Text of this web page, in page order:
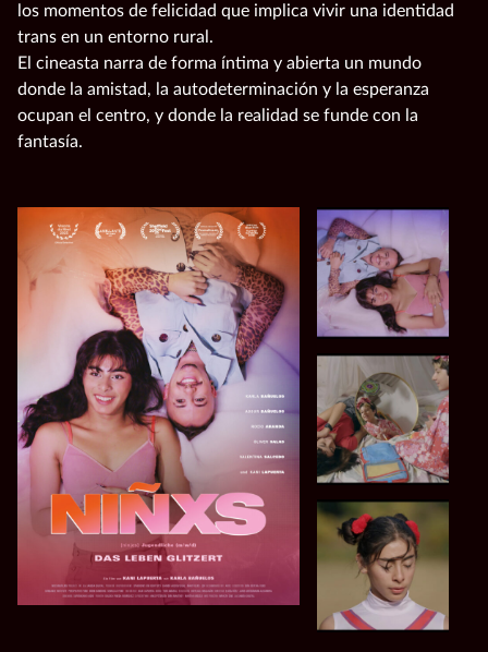
los momentos de felicidad que implica vivir una identidad
trans en un entorno rural.
El cineasta narra de forma íntima y abierta un mundo
donde la amistad, la autodeterminación y la esperanza
ocupan el centro, y donde la realidad se funde con la
fantasía.